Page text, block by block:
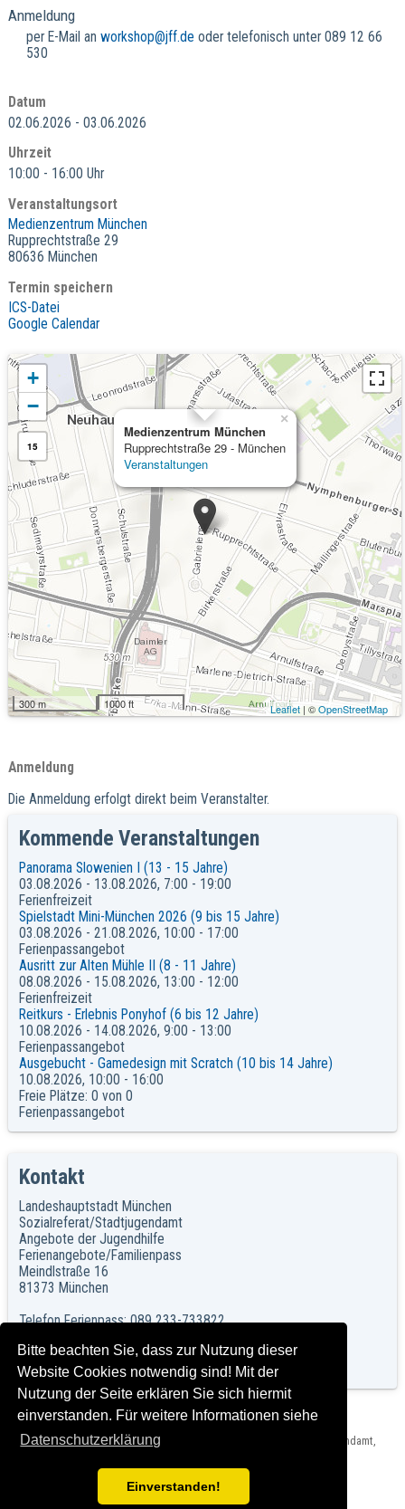
Bitte beachten Sie, dass zur Nutzung dieser
Website Cookies notwendig sind! Mit der
Nutzung der Seite erklären Sie sich hiermit
einverstanden. Für weitere Informationen siehe
Datenschutzerklärung
Einverstanden!
Anmeldung
per E-Mail an workshop@jff.de oder telefonisch unter 089 12 66
530
Datum
02.06.2026 - 03.06.2026
Uhrzeit
10:00 - 16:00 Uhr
Veranstaltungsort
Medienzentrum München
Rupprechtstraße 29
80636 München
Termin speichern
ICS-Datei
Google Calendar
Medienzentrum München
Rupprechtstraße 29 - München
Veranstaltungen
×
+
−
15
300 m 1000 ft Leaflet| ©OpenStreetMap
Anmeldung
Die Anmeldung erfolgt direkt beim Veranstalter.
Kommende Veranstaltungen
Panorama Slowenien I (13 - 15 Jahre)
03.08.2026 - 13.08.2026, 7:00 - 19:00
Ferienfreizeit
Spielstadt Mini-München 2026 (9 bis 15 Jahre)
03.08.2026 - 21.08.2026, 10:00 - 17:00
Ferienpassangebot
Ausritt zur Alten Mühle II (8 - 11 Jahre)
08.08.2026 - 15.08.2026, 13:00 - 12:00
Ferienfreizeit
Reitkurs - Erlebnis Ponyhof (6 bis 12 Jahre)
10.08.2026 - 14.08.2026, 9:00 - 13:00
Ferienpassangebot
Ausgebucht - Gamedesign mit Scratch (10 bis 14 Jahre)
10.08.2026, 10:00 - 16:00
Freie Plätze: 0 von 0
Ferienpassangebot
Kontakt
Landeshauptstadt München
Sozialreferat/Stadtjugendamt
Angebote der Jugendhilfe
Ferienangebote/Familienpass
Meindlstraße 16
81373 München
Telefon Ferienpass: 089 233-733822
Telefon Ferienfreizeiten: 089 233-733833
Telefax: 089 233-733834
Herausgeber: Landeshauptstadt München, Sozialreferat - Stadtjugendamt,
Version: C2015-07-01_1.06 T2024-03-15_2.0.0